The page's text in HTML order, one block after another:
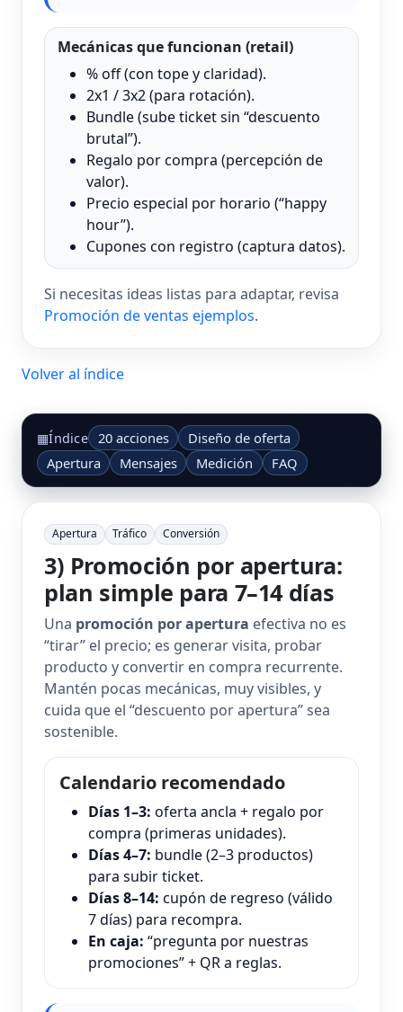
Mecánicas que funcionan (retail)
% off (con tope y claridad).
2x1 / 3x2 (para rotación).
Bundle (sube ticket sin “descuento
brutal”).
Regalo por compra (percepción de
valor).
Precio especial por horario (“happy
hour”).
Cupones con registro (captura datos).
Si necesitas ideas listas para adaptar, revisa
Promoción de ventas ejemplos.
Volver al índice
▦Índice 20 acciones
Diseño de oferta
Apertura
Mensajes Medición FAQ
Apertura Tráfico Conversión
3) Promoción por apertura:
plan simple para 7–14 días
Una promoción por apertura efectiva no es
“tirar” el precio; es generar visita, probar
producto y convertir en compra recurrente.
Mantén pocas mecánicas, muy visibles, y
cuida que el “descuento por apertura” sea
sostenible.
Calendario recomendado
Días 1–3: oferta ancla + regalo por
compra (primeras unidades).
Días 4–7: bundle (2–3 productos)
para subir ticket.
Días 8–14: cupón de regreso (válido
7 días) para recompra.
En caja: “pregunta por nuestras
promociones” + QR a reglas.